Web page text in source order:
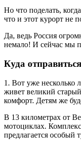
Но что поделать,
что и этот курорт не
Да, ведь Россия
немало! И сейчас мы
Куда
1. Вот уже несколько
живет великий
комфорт. Детям же
В 13 километрах от
мотоциклах.
предлагается особый